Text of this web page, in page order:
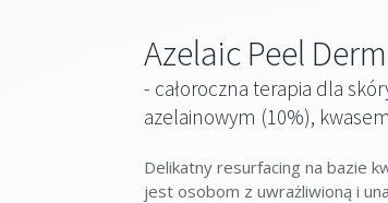
Azelaic Peel
- całoroczna terapia dla
azelainowym (10%),
Delikatny resurfacing na bazie
jest osobom z uwrażliwioną i